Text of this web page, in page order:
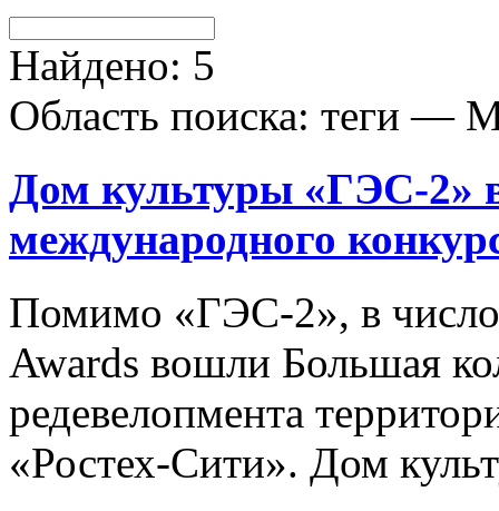
Найдено: 5
Область поиска: теги —
Дом культуры «ГЭС-2»
международного
Помимо «ГЭС-2», в
Awards вошли Большая
редевелопмента
«Ростех-Сити». Дом